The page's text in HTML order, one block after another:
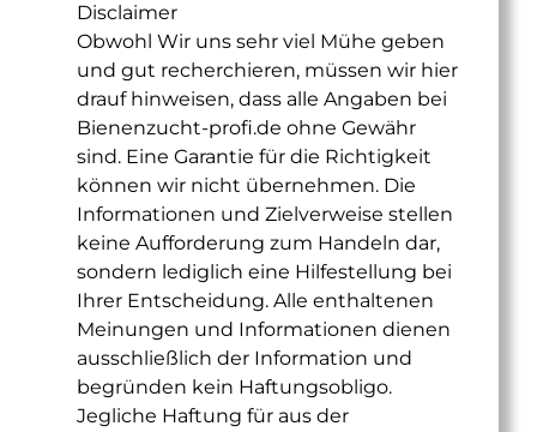
Disclaimer
Obwohl Wir uns sehr viel Mühe geben
und gut recherchieren, müssen wir hier
drauf hinweisen, dass alle Angaben bei
Bienenzucht-profi.de ohne Gewähr
sind. Eine Garantie für die Richtigkeit
können wir nicht übernehmen. Die
Informationen und Zielverweise stellen
keine Aufforderung zum Handeln dar,
sondern lediglich eine Hilfestellung bei
Ihrer Entscheidung. Alle enthaltenen
Meinungen und Informationen dienen
ausschließlich der Information und
begründen kein Haftungsobligo.
Jegliche Haftung für aus der